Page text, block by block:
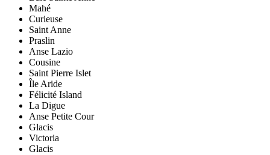
Mahé
Curieuse
Saint Anne
Praslin
Anse Lazio
Cousine
Saint Pierre Islet
Île Aride
Félicité Island
La Digue
Anse Petite Cour
Glacis
Victoria
Glacis